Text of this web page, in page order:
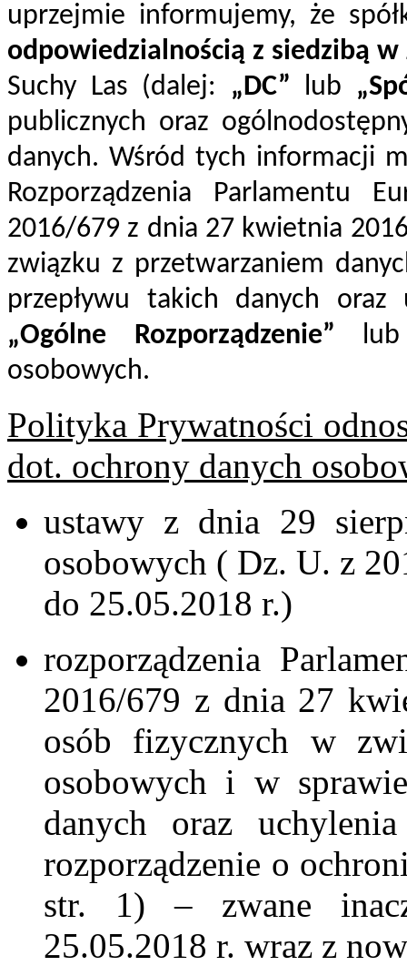
uprzejmie informujemy, że
odpowiedzialnością z siedzibą w
Suchy Las (dalej: „DC” lub
publicznych oraz
danych. Wśród tych informacji
Rozporządzenia Parlamentu
2016/679 z dnia 27 kwietnia
związku z przetwarzaniem
przepływu takich danych
„Ogólne Rozporządzenie”
osobowych.
Polityka Prywatności
dot. ochrony danych
ustawy z dnia 29
osobowych ( Dz. U. z
do 25.05.2018 r.)
rozporządzenia
2016/679 z dnia 27
osób fizycznych w
osobowych i w
danych oraz
rozporządzenie o
str. 1) – zwane
25.05.2018 r. wraz z